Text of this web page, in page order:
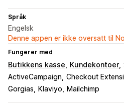
Språk
Engelsk
Denne appen er ikke oversatt til
Fungerer med
Butikkens kasse Kundekontoer
ActiveCampaign Checkout
Gorgias
Klaviyo Mailchimp